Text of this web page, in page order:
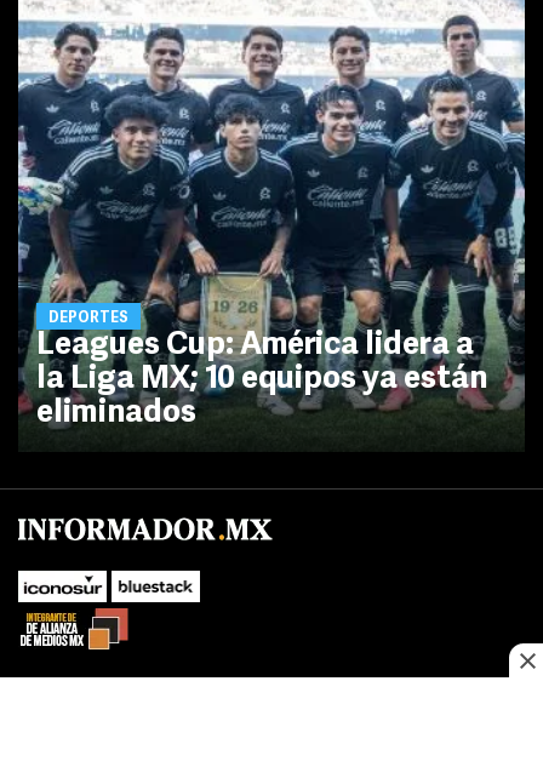
DEPORTES
Leagues Cup: América lidera a
la Liga MX; 10 equipos ya están
eliminados